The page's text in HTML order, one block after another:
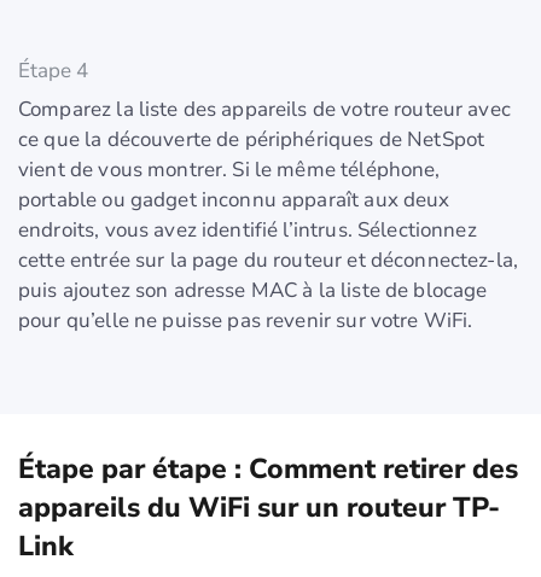
Étape 4
Comparez la liste des appareils de votre routeur avec
ce que la découverte de périphériques de NetSpot
vient de vous montrer. Si le même téléphone,
portable ou gadget inconnu apparaît aux deux
endroits, vous avez identifié l’intrus. Sélectionnez
cette entrée sur la page du routeur et déconnectez-la,
puis ajoutez son adresse MAC à la liste de blocage
pour qu’elle ne puisse pas revenir sur votre WiFi.
Étape par étape : Comment retirer des
appareils du WiFi sur un routeur TP-
Link